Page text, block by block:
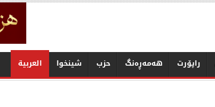
راپۆرت هەمەڕەنگ حزب شينخوا العربیة